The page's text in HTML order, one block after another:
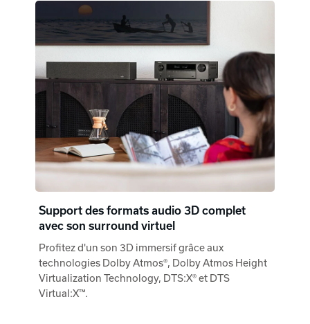
Support des formats audio 3D complet
avec son surround virtuel
Profitez d'un son 3D immersif grâce aux
technologies Dolby Atmos®, Dolby Atmos Height
Virtualization Technology, DTS:X® et DTS
Virtual:X™.